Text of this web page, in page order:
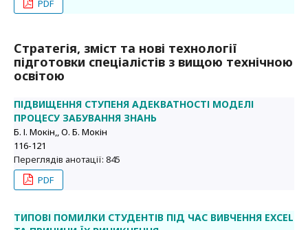
PDF
Стратегія, зміст та нові технології
підготовки спеціалістів з вищою технічною
освітою
ПІДВИЩЕННЯ СТУПЕНЯ АДЕКВАТНОСТІ МОДЕЛІ
ПРОЦЕСУ ЗАБУВАННЯ ЗНАНЬ
Б. І. Мокін,, О. Б. Мокін
116-121
Переглядів анотації: 845
PDF
ТИПОВІ ПОМИЛКИ СТУДЕНТІВ ПІД ЧАС ВИВЧЕННЯ EXCEL